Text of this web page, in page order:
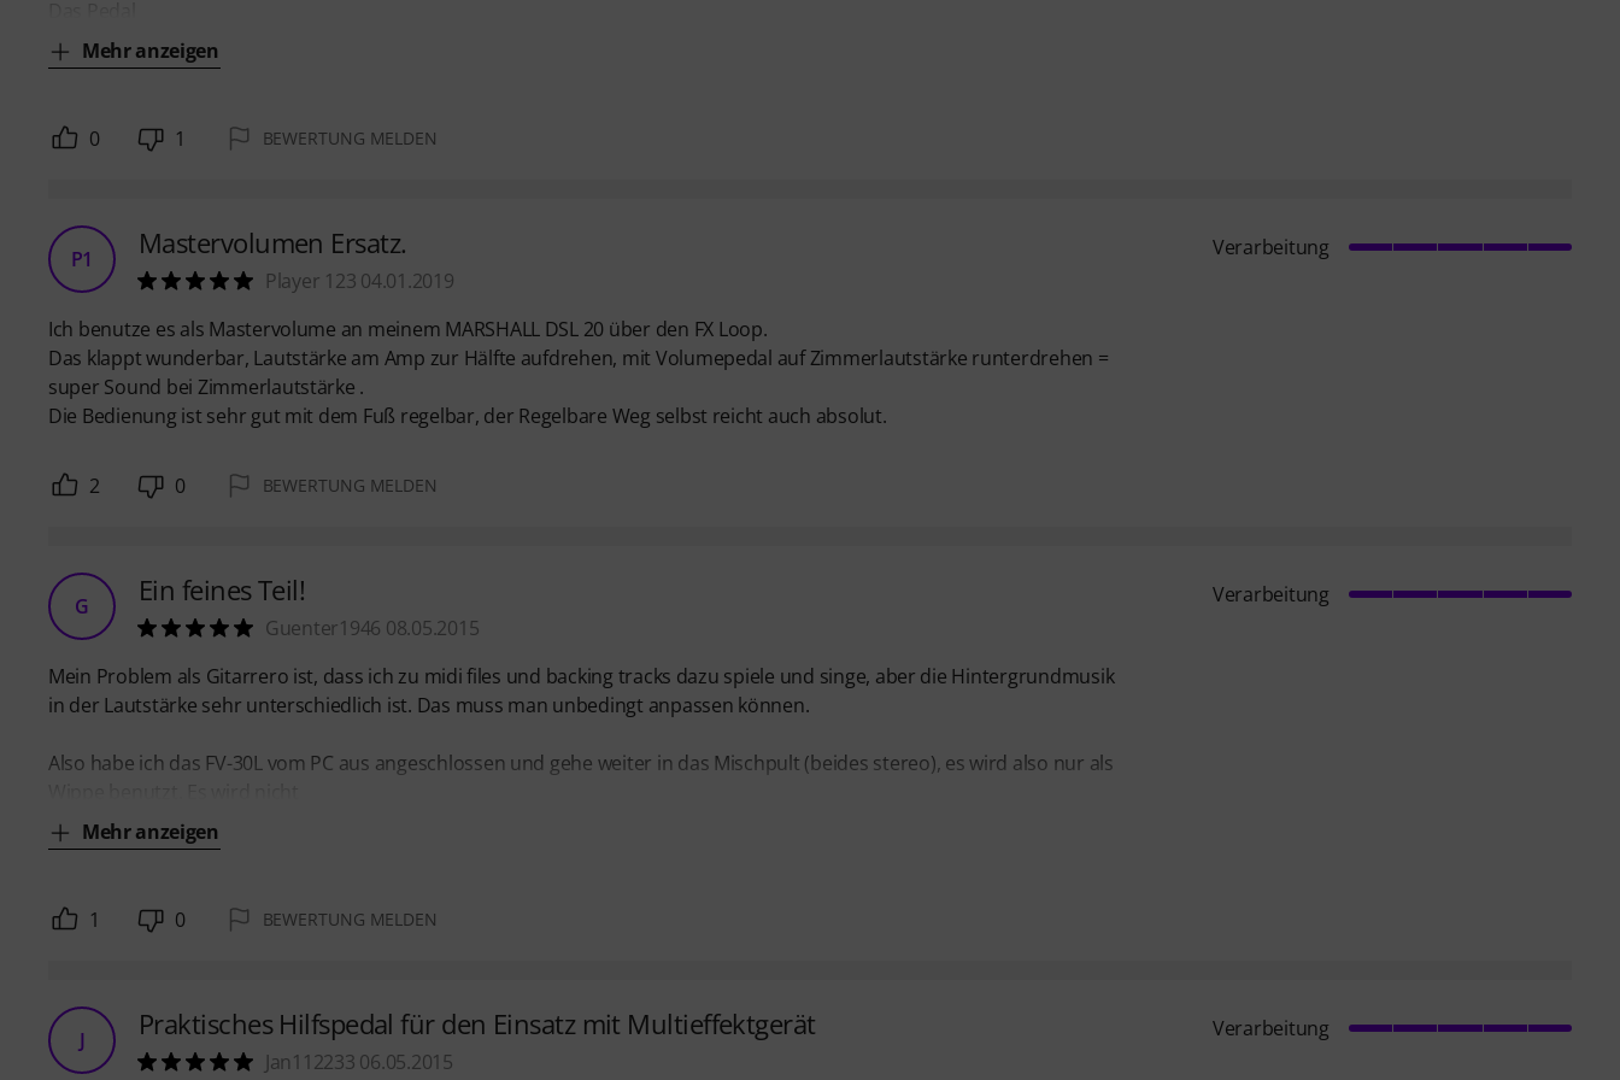
Mehr anzeigen
0 1 BEWERTUNG MELDEN
P1 Mastervolumen Ersatz.
Player 123 04.01.2019
Ich benutze es als Mastervolume an meinem MARSHALL DSL 20 über den FX Loop.
Das klappt wunderbar, Lautstärke am Amp zur Hälfte aufdrehen, mit Volumepedal auf Zimmerlautstärke runterdrehen =
super Sound bei Zimmerlautstärke .
Die Bedienung ist sehr gut mit dem Fuß regelbar, der Regelbare Weg selbst reicht auch absolut.
Verarbeitung
2 0 BEWERTUNG MELDEN
G Ein feines Teil!
Guenter1946 08.05.2015
Mein Problem als Gitarrero ist, dass ich zu midi files und backing tracks dazu spiele und singe, aber die Hintergrundmusik
in der Lautstärke sehr unterschiedlich ist. Das muss man unbedingt anpassen können.
Also habe ich das FV-30L vom PC aus angeschlossen und gehe weiter in das Mischpult (beides stereo), es wird also nur als
Mehr anzeigen
Verarbeitung
1 0 BEWERTUNG MELDEN
J Praktisches Hilfspedal für den Einsatz mit Multieffektgerät
Jan112233 06.05.2015
Verarbeitung